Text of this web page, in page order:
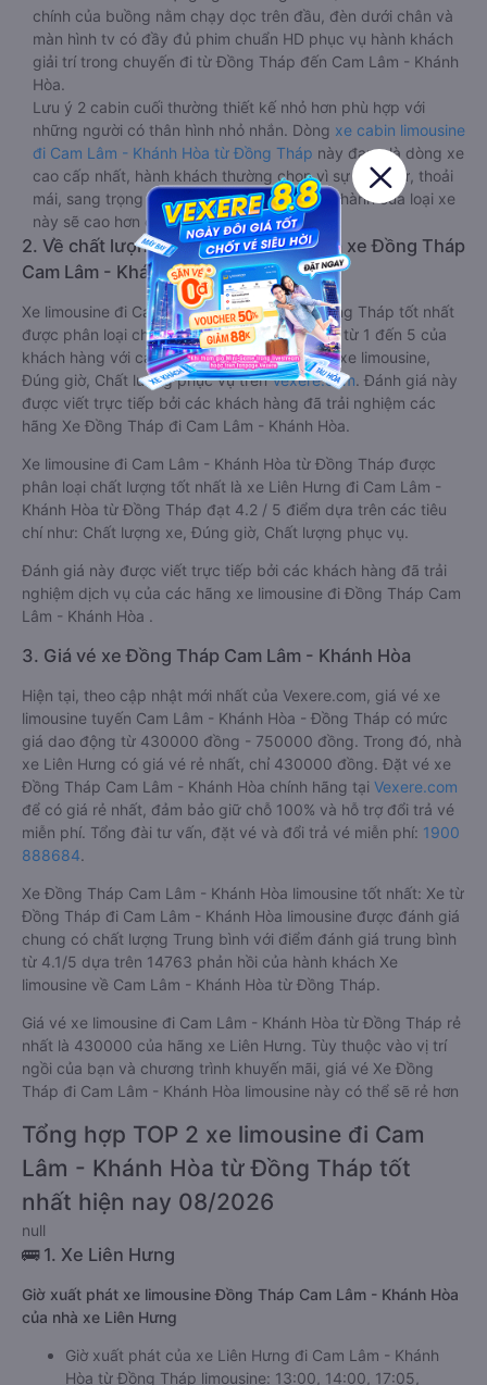
chính của buồng nằm chạy dọc trên đầu, đèn dưới chân và
màn hình tv có đầy đủ phim chuẩn HD phục vụ hành khách
giải trí trong chuyến đi từ Đồng Tháp đến Cam Lâm - Khánh
Hòa.
Lưu ý 2 cabin cuối thường thiết kế nhỏ hơn phù hợp với
những người có thân hình nhỏ nhắn. Dòng xe cabin limousine
đi Cam Lâm - Khánh Hòa từ Đồng Tháp này đang là dòng xe
cao cấp nhất, hành khách thường chọn vì sự riêng tư, thoải
mái, sang trọng và tiện nghi. Tất nhiên giá thành của loại xe
này sẽ cao hơn các loại khác.
2. Về chất lượng, review, đánh giá nhà xe Đồng Tháp
Cam Lâm - Khánh Hòa limousine
Xe limousine đi Cam Lâm - Khánh Hòa từ Đồng Tháp tốt nhất
được phân loại chất lượng dựa trên đánh giá từ 1 đến 5 của
khách hàng với các tiêu chí như: Chất lượng xe limousine,
Đúng giờ, Chất lượng phục vụ trênVexere.com. Đánh giá này
được viết trực tiếp bởi các khách hàng đã trải nghiệm các
hãng Xe Đồng Tháp đi Cam Lâm - Khánh Hòa.
Xe limousine đi Cam Lâm - Khánh Hòa từ Đồng Tháp được
phân loại chất lượng tốt nhất là xe Liên Hưng đi Cam Lâm -
Khánh Hòa từ Đồng Tháp đạt 4.2 / 5 điểm dựa trên các tiêu
chí như: Chất lượng xe, Đúng giờ, Chất lượng phục vụ.
Đánh giá này được viết trực tiếp bởi các khách hàng đã trải
nghiệm dịch vụ của các hãng xe limousine đi Đồng Tháp Cam
Lâm - Khánh Hòa .
3. Giá vé xe Đồng Tháp Cam Lâm - Khánh Hòa
Hiện tại, theo cập nhật mới nhất của Vexere.com, giá vé xe
limousine tuyến Cam Lâm - Khánh Hòa - Đồng Tháp có mức
giá dao động từ 430000 đồng - 750000 đồng. Trong đó, nhà
xe Liên Hưng có giá vé rẻ nhất, chỉ 430000 đồng. Đặt vé xe
Đồng Tháp Cam Lâm - Khánh Hòa chính hãng tại Vexere.com
để có giá rẻ nhất, đảm bảo giữ chỗ 100% và hỗ trợ đổi trả vé
miễn phí. Tổng đài tư vấn, đặt vé và đổi trả vé miễn phí: 1900
888684.
Xe Đồng Tháp Cam Lâm - Khánh Hòa limousine tốt nhất: Xe từ
Đồng Tháp đi Cam Lâm - Khánh Hòa limousine được đánh giá
chung có chất lượng Trung bình với điểm đánh giá trung bình
từ 4.1/5 dựa trên 14763 phản hồi của hành khách Xe
limousine về Cam Lâm - Khánh Hòa từ Đồng Tháp.
Giá vé xe limousine đi Cam Lâm - Khánh Hòa từ Đồng Tháp rẻ
nhất là 430000 của hãng xe Liên Hưng. Tùy thuộc vào vị trí
ngồi của bạn và chương trình khuyến mãi, giá vé Xe Đồng
Tháp đi Cam Lâm - Khánh Hòa limousine này có thể sẽ rẻ hơn
Tổng hợp TOP 2 xe limousine đi Cam
Lâm - Khánh Hòa từ Đồng Tháp tốt
nhất hiện nay 08/2026
null
🚌 1. Xe Liên Hưng
Giờ xuất phát xe limousine Đồng Tháp Cam Lâm - Khánh Hòa
của nhà xe Liên Hưng
Giờ xuất phát của xe Liên Hưng đi Cam Lâm - Khánh
Hòa từ Đồng Tháp limousine: 13:00, 14:00, 17:05,